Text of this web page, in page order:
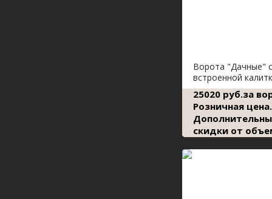
Ворота "Дачные"
встроенной
25020 руб.за
Розничная цена.
скидки от